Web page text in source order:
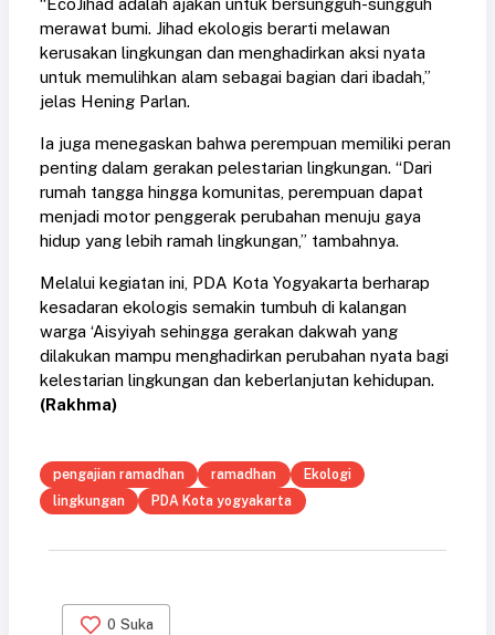
“EcoJihad adalah ajakan untuk bersungguh-sungguh
merawat bumi. Jihad ekologis berarti melawan
kerusakan lingkungan dan menghadirkan aksi nyata
untuk memulihkan alam sebagai bagian dari ibadah,”
jelas Hening Parlan.
Ia juga menegaskan bahwa perempuan memiliki peran
penting dalam gerakan pelestarian lingkungan. “Dari
rumah tangga hingga komunitas, perempuan dapat
menjadi motor penggerak perubahan menuju gaya
hidup yang lebih ramah lingkungan,” tambahnya.
Melalui kegiatan ini, PDA Kota Yogyakarta berharap
kesadaran ekologis semakin tumbuh di kalangan
warga ‘Aisyiyah sehingga gerakan dakwah yang
dilakukan mampu menghadirkan perubahan nyata bagi
kelestarian lingkungan dan keberlanjutan kehidupan.
(Rakhma)
pengajian ramadhan ramadhan
Ekologi
lingkungan
PDA Kota yogyakarta
0 Suka